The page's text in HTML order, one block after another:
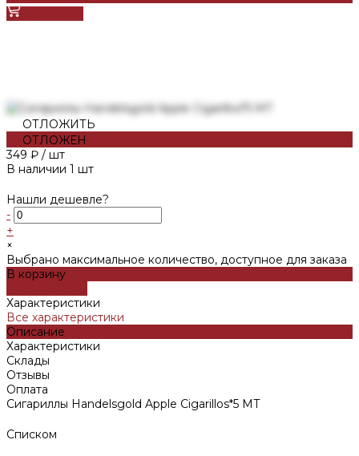
ОТЛОЖИТЬ
ОТЛОЖЕН
349 ₽ / шт
В наличии 1 шт
Нашли дешевле?
-
+
×
Выбрано максимальное количество, доступное для заказа
В корзину
Характеристики
Все характеристики
Описание
Характеристики
Склады
Отзывы
Оплата
Сигариллы Handelsgold Apple Cigarillos*5 MT
Списком